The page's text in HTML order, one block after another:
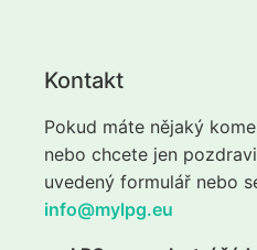
Kontakt
Pokud máte nějaký
nebo chcete jen
uvedený formulář nebo
info@mylpg.eu